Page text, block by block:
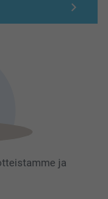
ja